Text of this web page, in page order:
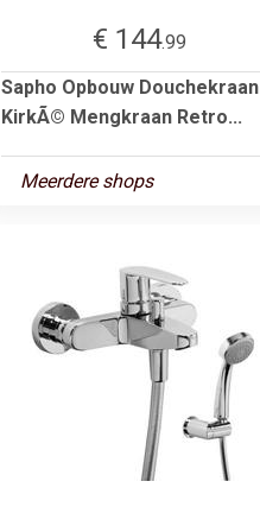
€ 144.99
Sapho Opbouw Douchekraan
KirkÃ© Mengkraan Retro...
Meerdere shops